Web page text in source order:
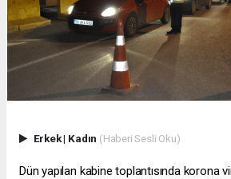
Erkek| Kadın (Haberi Sesli Oku)
Dün yapılan kabine toplantısında korona